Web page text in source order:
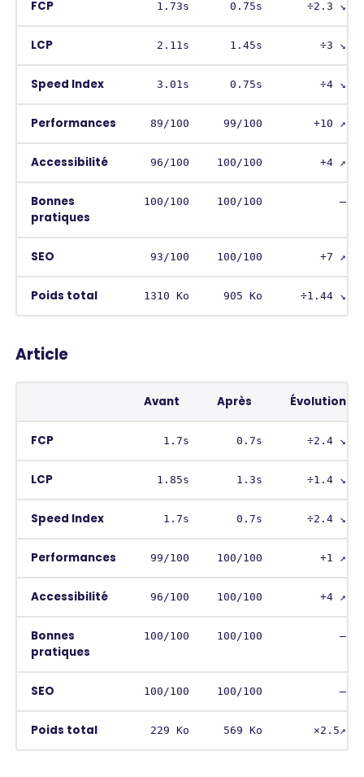
FCP 1.73s 0.75s ÷2.3 ↘︎
LCP 2.11s 1.45s ÷3 ↘︎
Speed Index 3.01s 0.75s ÷4 ↘
Performances 89/100 99/100 +10 ↗︎
Accessibilité 96/100 100/100 +4 ↗︎
Bonnes
pratiques
100/100 100/100 –
SEO 93/100 100/100 +7 ↗︎
Poids total 1310 Ko 905 Ko ÷1.44 ↘︎
Article
Avant Après Évolution
FCP 1.7s 0.7s ÷2.4 ↘︎
LCP 1.85s 1.3s ÷1.4 ↘︎
Speed Index 1.7s 0.7s ÷2.4 ↘︎
Performances 99/100 100/100 +1 ↗︎
Accessibilité 96/100 100/100 +4 ↗︎
Bonnes
pratiques
100/100 100/100 –
SEO 100/100 100/100 –
Poids total 229 Ko 569 Ko ×2.5↗︎